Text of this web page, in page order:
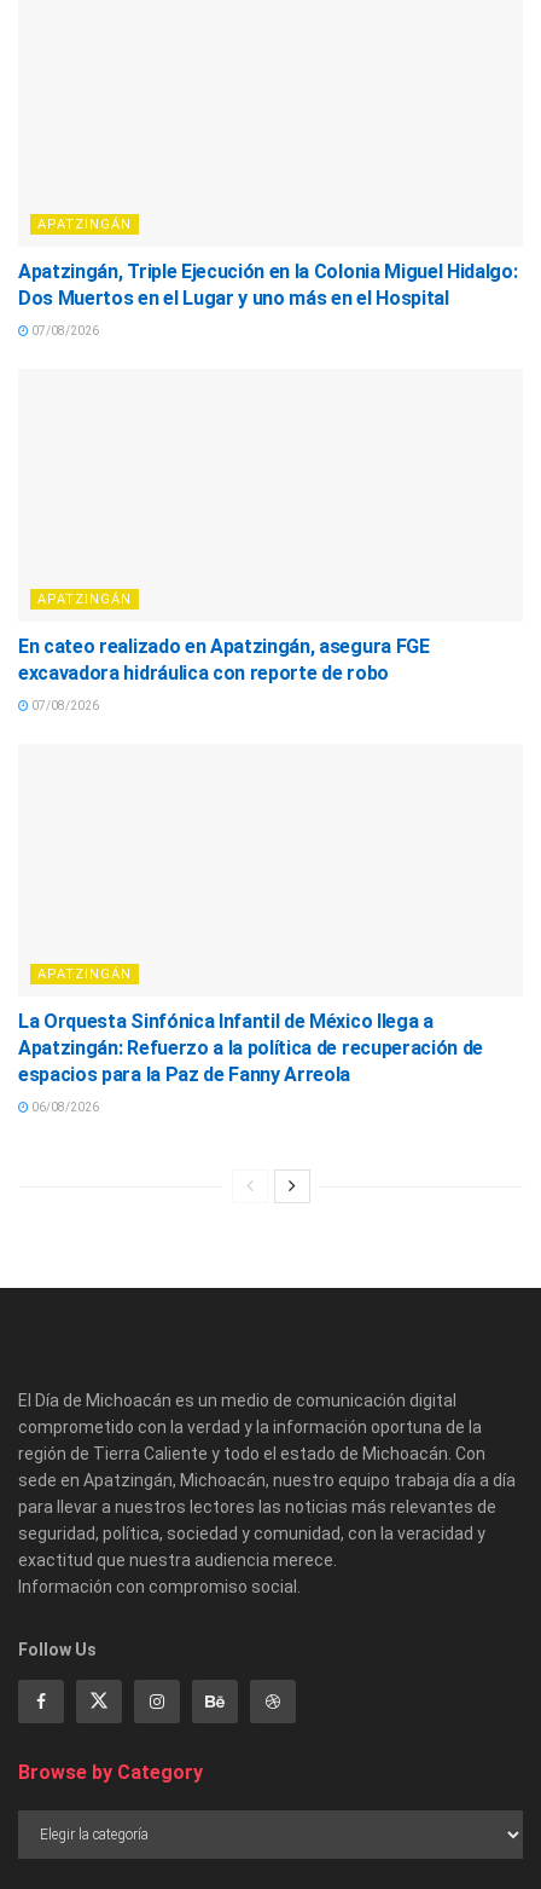
APATZINGÁN
Apatzingán, Triple Ejecución en la Colonia Miguel Hidalgo:
Dos Muertos en el Lugar y uno más en el Hospital
07/08/2026
APATZINGÁN
En cateo realizado en Apatzingán, asegura FGE
excavadora hidráulica con reporte de robo
07/08/2026
APATZINGÁN
La Orquesta Sinfónica Infantil de México llega a
Apatzingán: Refuerzo a la política de recuperación de
espacios para la Paz de Fanny Arreola
06/08/2026
El Día de Michoacán es un medio de comunicación digital
comprometido con la verdad y la información oportuna de la
región de Tierra Caliente y todo el estado de Michoacán. Con
sede en Apatzingán, Michoacán, nuestro equipo trabaja día a día
para llevar a nuestros lectores las noticias más relevantes de
seguridad, política, sociedad y comunidad, con la veracidad y
exactitud que nuestra audiencia merece.
Información con compromiso social.
Follow Us
Browse by Category